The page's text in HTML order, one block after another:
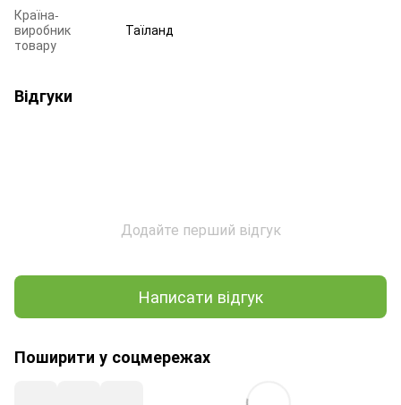
Країна-
виробник
товару
Таїланд
Відгуки
Додайте перший відгук
Написати відгук
Поширити у соцмережах